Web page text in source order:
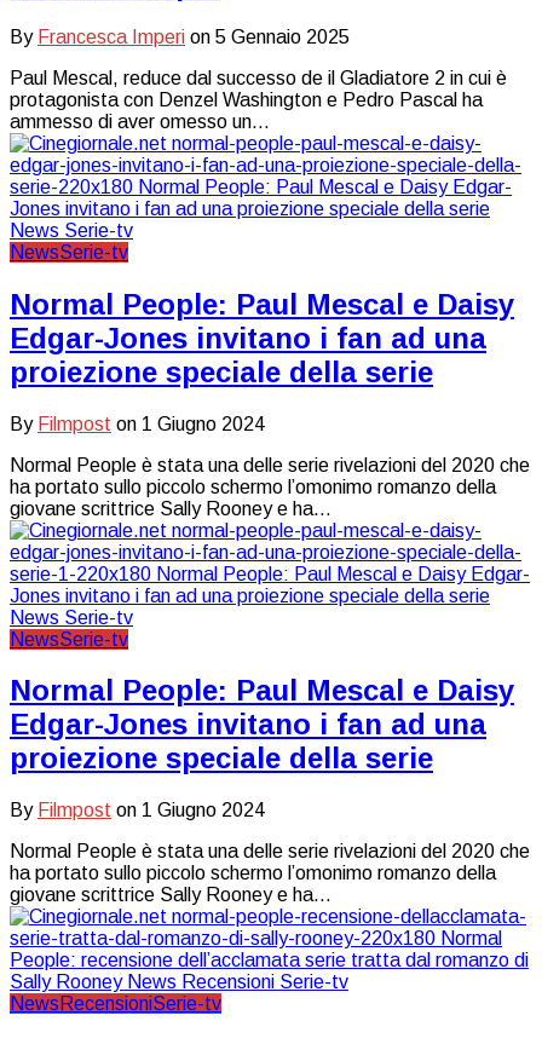
By Francesca Imperi on 5 Gennaio 2025
Paul Mescal, reduce dal successo de il Gladiatore 2 in cui è
protagonista con Denzel Washington e Pedro Pascal ha
ammesso di aver omesso un…
NewsSerie-tv
Normal People: Paul Mescal e Daisy
Edgar-Jones invitano i fan ad una
proiezione speciale della serie
By Filmpost on 1 Giugno 2024
Normal People è stata una delle serie rivelazioni del 2020 che
ha portato sullo piccolo schermo l’omonimo romanzo della
giovane scrittrice Sally Rooney e ha…
NewsSerie-tv
Normal People: Paul Mescal e Daisy
Edgar-Jones invitano i fan ad una
proiezione speciale della serie
By Filmpost on 1 Giugno 2024
Normal People è stata una delle serie rivelazioni del 2020 che
ha portato sullo piccolo schermo l’omonimo romanzo della
giovane scrittrice Sally Rooney e ha…
News RecensioniSerie-tv